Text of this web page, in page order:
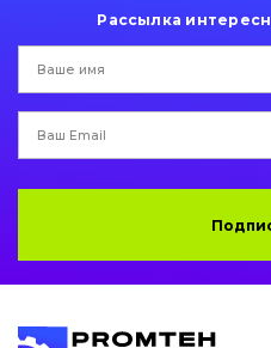
Защита (ковша, адаптера)
Пальци и втулки
Гидравлика
написати
Рассылка